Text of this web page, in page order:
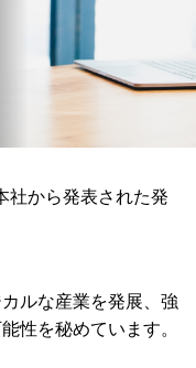
社から発表された発
ルな産業を発展、強
性を秘めています。